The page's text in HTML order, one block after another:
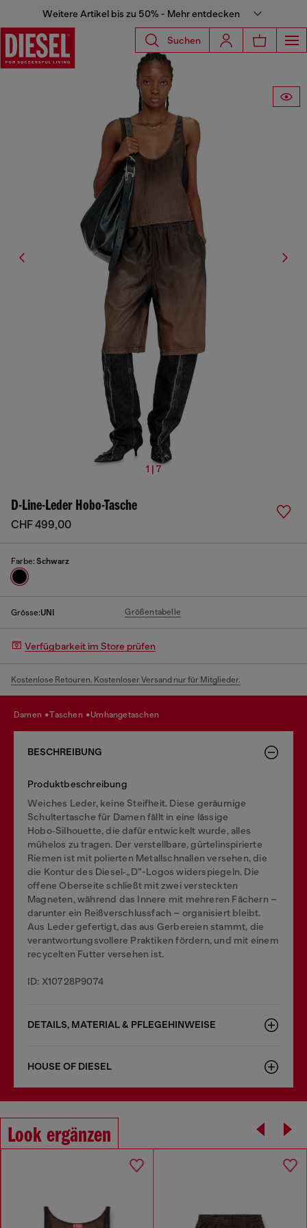
Weitere Artikel bis zu 50% - Mehr entdecken
Suchen
1 | 7
D-Line-Leder Hobo-Tasche
CHF 499,00
Farbe: Schwarz
Grösse:UNI Größentabelle
Verfügbarkeit im Store prüfen
Kostenlose Retouren. Kostenloser Versand nur für Mitglieder.
damen taschen umhangetaschen
BESCHREIBUNG
Produktbeschreibung
Weiches Leder, keine Steifheit. Diese geräumige
Schultertasche für Damen fällt in eine lässige
Hobo‑Silhouette, die dafür entwickelt wurde, alles
mühelos zu tragen. Der verstellbare, gürtelinspirierte
Riemen ist mit polierten Metallschnallen versehen, die
die Kontur des Diesel‑„D“-Logos widerspiegeln. Die
offene Oberseite schließt mit zwei versteckten
Magneten, während das Innere mit mehreren Fächern –
darunter ein Reißverschlussfach – organisiert bleibt.
Aus Leder gefertigt, das aus Gerbereien stammt, die
verantwortungsvollere Praktiken fördern, und mit einem
recycelten Futter versehen ist.
ID: X10728P9074
DETAILS, MATERIAL & PFLEGEHINWEISE
HOUSE OF DIESEL
Look ergänzen